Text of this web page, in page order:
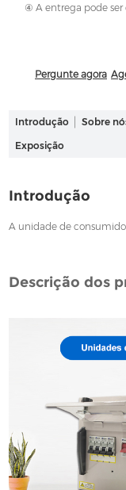
④ A entrega pode ser
Pergunte agora
Introdução Sobre
Exposição
Introdução
A unidade de
Descrição dos